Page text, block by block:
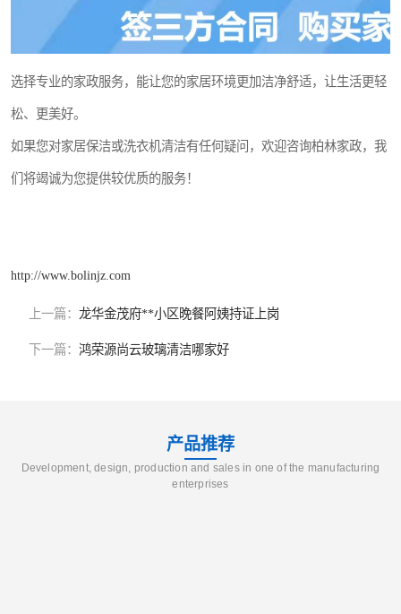
选择专业的家政服务，能让您的家居环境更加洁净舒适，让生活更轻
松、更美好。
如果您对家居保洁或洗衣机清洁有任何疑问，欢迎咨询柏林家政，我
们将竭诚为您提供较优质的服务！
http://www.bolinjz.com
上一篇： 龙华金茂府**小区晚餐阿姨持证上岗
下一篇： 鸿荣源尚云玻璃清洁哪家好
产品推荐
Development, design, production and sales in one of the manufacturing
enterprises